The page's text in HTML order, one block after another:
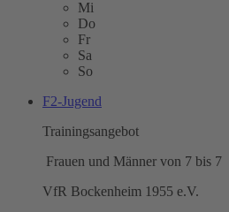
Mi
Do
Fr
Sa
So
F2-Jugend
Trainingsangebot
Frauen und Männer von 7 bis 7
VfR Bockenheim 1955 e.V.